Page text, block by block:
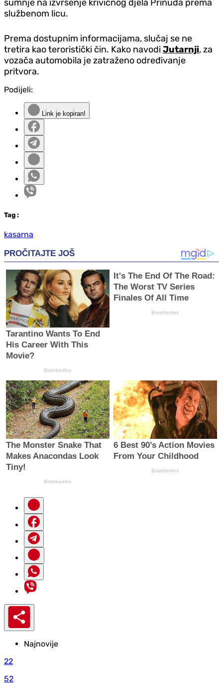
sumnje na izvršenje krivičnog djela Prinuda prema
službenom licu.
Prema dostupnim informacijama, slučaj se ne
tretira kao teroristički čin. Kako navodiJutarnji, za
vozača automobila je zatraženo određivanje
pritvora.
Podijeli:
Link je kopiran!
Tag :
kasarna
Najnovije
22
52